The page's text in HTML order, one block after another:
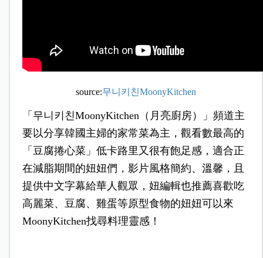
source:무니키친MoonyKitchen
「무니키친MoonyKitchen（月亮廚房）」頻道主
要以分享韓國主婦的家常菜為主，觀看數最高的
「豆腐捲心菜」低卡路里又很有飽足感，適合正
在減脂期間的妞妞們，影片風格簡約、溫馨，且
提供中文字幕給華人觀眾，妞編輯也推薦喜歡吃
高麗菜、豆腐、雞蛋等原型食物的妞妞可以來
MoonyKitchen找尋料理靈感！